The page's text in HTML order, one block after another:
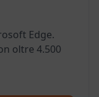
Edge.
oltre 4.500